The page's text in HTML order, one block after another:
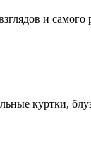
и
куртки,